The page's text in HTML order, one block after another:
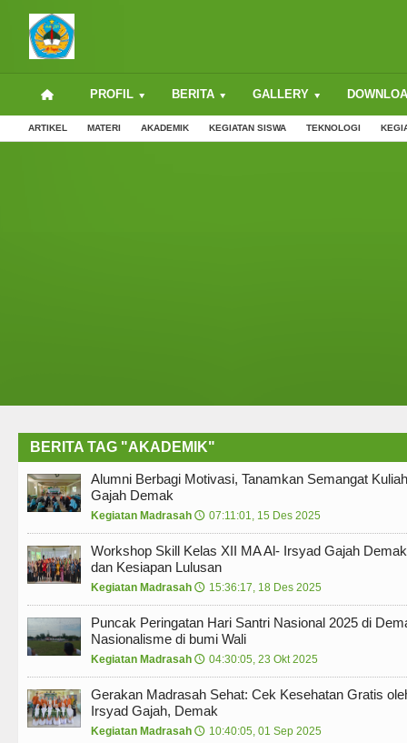
PROFIL BERITA GALLERY
ARTIKEL MATERI AKADEMIK KEGIATAN SISWA TEKNOLOGI
BERITA TAG "AKADEMIK"
Alumni Berbagi Motivasi, Tanamkan Semangat
Gajah Demak
Kegiatan Madrasah 🕔 07:11:01, 15 Des 2025
Workshop Skill Kelas XII MA Al- Irsyad Gajah
dan Kesiapan Lulusan
Kegiatan Madrasah 🕔 15:36:17, 18 Des 2025
Puncak Peringatan Hari Santri Nasional 2025 di
Nasionalisme di bumi Wali
Kegiatan Madrasah 🕔 04:30:05, 23 Okt 2025
Gerakan Madrasah Sehat: Cek Kesehatan Gratis
Irsyad Gajah, Demak
Kegiatan Madrasah 🕔 10:40:05, 01 Sep 2025